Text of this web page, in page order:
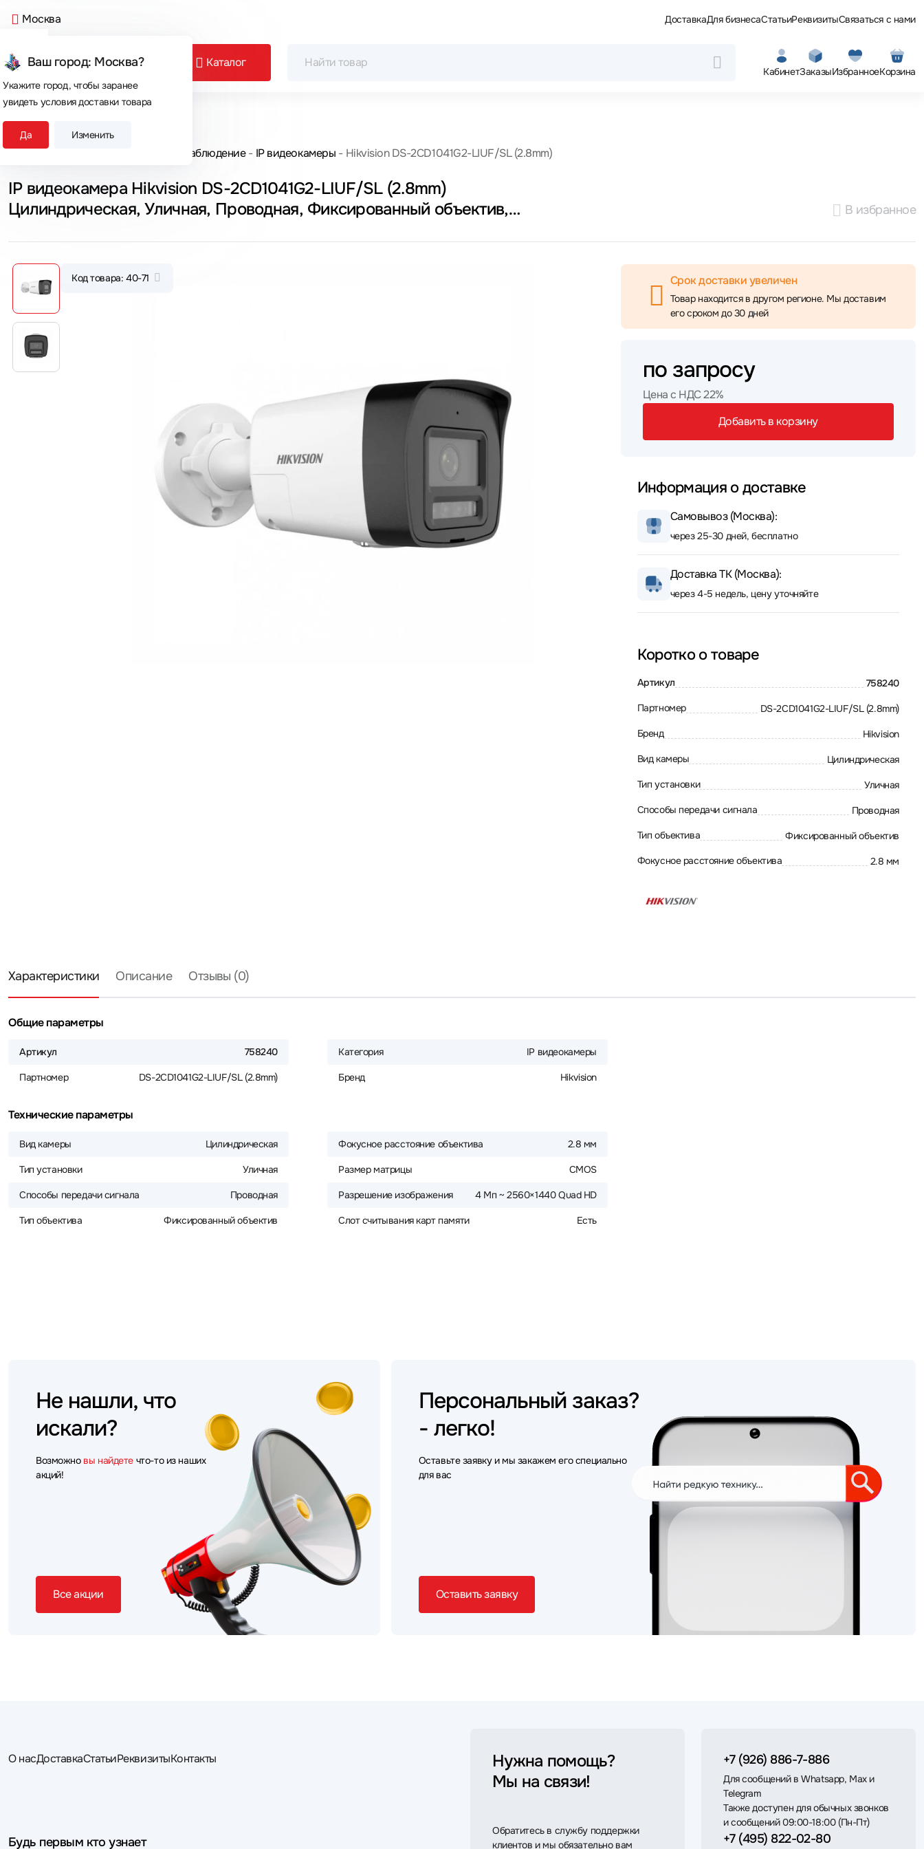
Москва
Ваш город: Москва?
Укажите город, чтобы заранее
увидеть условия доставки товара
Да Изменить
ДоставкаДля бизнесаСтатьиРеквизитыСвязаться с нами
Каталог
КабинетЗаказыИзбранноеКорзина
Сегодня покупают
Главная Видеонаблюдение IP видеокамеры Hikvision DS-2CD1041G2-LIUF/SL (2.8mm)
IP видеокамера Hikvision DS-2CD1041G2-LIUF/SL (2.8mm)
Цилиндрическая, Уличная, Проводная, Фиксированный объектив,
В избранное
Код товара: 40-71 Срок доставки увеличен
Товар находится в другом регионе. Мы доставим
его сроком до 30 дней
по запросу
Цена с НДС 22%
Добавить в корзину
Информация о доставке
Самовывоз (Москва):
через 25-30 дней, бесплатно
Доставка ТК (Москва):
через 4-5 недель, цену уточняйте
Коротко о товаре
Артикул 758240
Партномер DS-2CD1041G2-LIUF/SL (2.8mm)
Бренд Hikvision
Вид камеры Цилиндрическая
Тип установки Уличная
Способы передачи сигнала Проводная
Тип объектива Фиксированный объектив
Фокусное расстояние объектива 2.8 мм
Характеристики Описание Отзывы (0)
Общие параметры
Артикул 758240
Партномер DS-2CD1041G2-LIUF/SL (2.8mm)
Категория IP видеокамеры
Бренд Hikvision
Технические параметры
Вид камеры Цилиндрическая
Тип установки Уличная
Способы передачи сигнала Проводная
Тип объектива Фиксированный объектив
Фокусное расстояние объектива 2.8 мм
Размер матрицы CMOS
Разрешение изображения 4 Мп ~ 2560×1440 Quad HD
Слот считывания карт памяти Есть
Не нашли, что
искали?
Возможно вы найдете что-то из наших
акций!
Все акции
Персональный заказ?
- легко!
Оставьте заявку и мы закажем его специально
для вас
Оставить заявку
О насДоставкаСтатьиРеквизитыКонтакты
Будь первым кто узнает
Нужна помощь?
Мы на связи!
Обратитесь в службу поддержки
клиентов и мы обязательно вам
+7 (926) 886-7-886
Для сообщений в Whatsapp, Max и
Telegram
Также доступен для обычных звонков
и сообщений 09:00-18:00 (Пн-Пт)
+7 (495) 822-02-80